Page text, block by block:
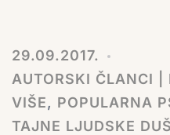
29.09.2017.
AUTORSKI ČLANCI |
VIŠE, POPULARNA
TAJNE LJUDSKE